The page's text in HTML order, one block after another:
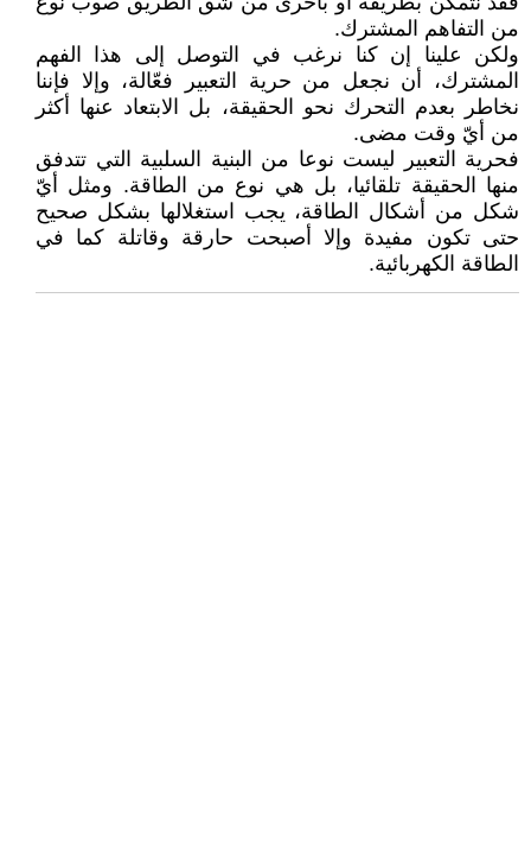
من التفاهم المشترك.
ولكن علينا إن كنا نرغب في التوصل إلى هذا الفهم
المشترك، أن نجعل من حرية التعبير فعّالة، وإلا فإننا
نخاطر بعدم التحرك نحو الحقيقة، بل الابتعاد عنها أكثر
من أيّ وقت مضى.
فحرية التعبير ليست نوعا من البنية السلبية التي تتدفق
منها الحقيقة تلقائيا، بل هي نوع من الطاقة. ومثل أيّ
شكل من أشكال الطاقة، يجب استغلالها بشكل صحيح
حتى تكون مفيدة وإلا أصبحت حارقة وقاتلة كما في
الطاقة الكهربائية.